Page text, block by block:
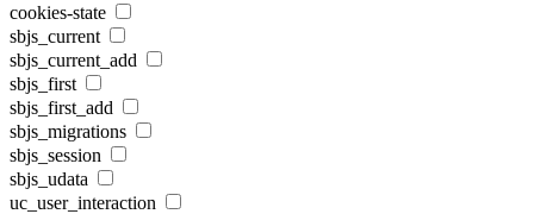
cookies-state
sbjs_current
sbjs_current_add
sbjs_first
sbjs_first_add
sbjs_migrations
sbjs_session
sbjs_udata
uc_user_interaction